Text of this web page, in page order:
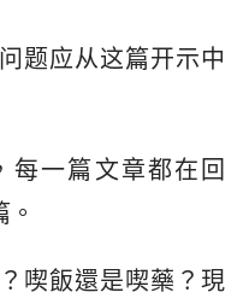
题应从这篇开示中
每一篇文章都在回
喫飯還是喫藥？現